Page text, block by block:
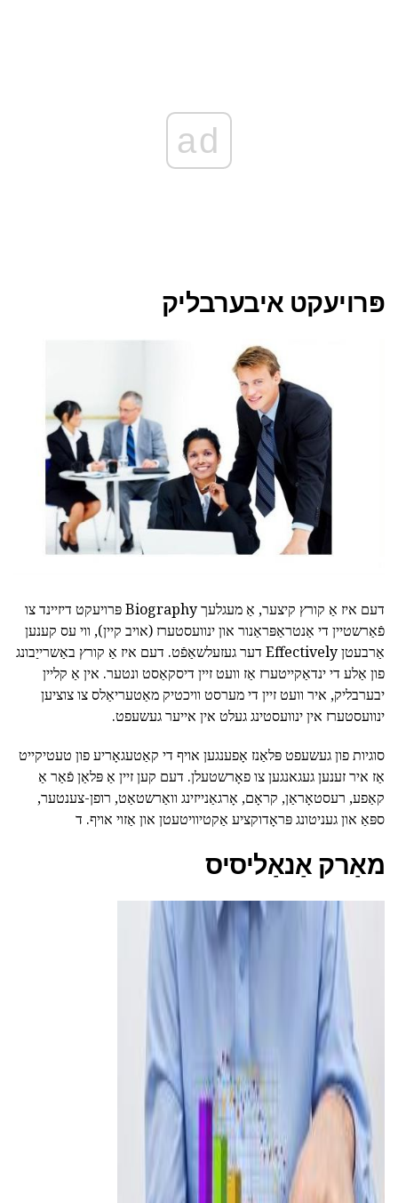
ad
פּרויעקט איבערבליק
דעם איז אַ קורץ קיצער, אַ מעגלעך Biography פּרויעקט דיזיינד צו
פֿאַרשטיין די אַנטראַפּראַנור און ינוועסטערז (אויב קיין), ווי עס קענען
אַרבעטן Effectively דער געזעלשאַפֿט. דעם איז אַ קורץ באַשרייַבונג
פון אַלע די ינדאַקייטערז אַז וועט זיין דיסקאַסט ונטער. אין אַ קליין
יבערבליק, איר וועט זיין די מערסט וויכטיק מאַטעריאַלס צו צוציען
ינוועסטערז אין ינוועסטינג געלט אין אייער געשעפט.
סוגיות פון געשעפט פּלאַנז אָפענגען אויף די קאַטעגאָריע פון טעטיקייט
אַז איר זענען געגאנגען צו פאָרשטעלן. דעם קען זיין אַ פּלאַן פֿאַר אַ
קאַפע, רעסטאָראַן, קראָם, אָרגאַנייזינג וואַרשטאַט, רופן-צענטער,
ספּאַ און געניטונג פּראָדוקציע אַקטיוויטעטן און אַזוי אויף. ד
מאַרק אַנאַליסיס